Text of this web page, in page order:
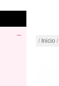
/ Inicio /